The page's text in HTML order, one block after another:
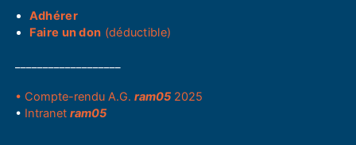
Adhérer
Faire un don (déductible)
• Compte-rendu A.G.ram05 2025
• Intranetram05